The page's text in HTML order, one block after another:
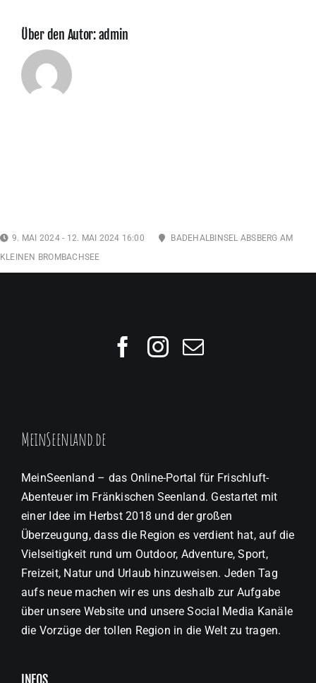
Über den Autor:admin
9. MAI 2024 - 12. MAI 2024 16:00
BADEHALBINSEL ABSBERG AM
KLEINEN BROMBACHSEE
MeinSeenland.de
MeinSeenland – das Online-Portal für Frischluft-
Abenteuer im Fränkischen Seenland. Gestartet mit
einer Idee im Herbst 2018 und der großen
Überzeugung, dass die Region es verdient hat, auf die
Vielseitigkeit rund um Outdoor, Adventure, Sport,
Freizeit, Natur und Urlaub hinzuweisen. Jeden Tag
aufs neue machen wir es uns deshalb zur Aufgabe
über unsere Website und unsere Social Media Kanäle
die Vorzüge der tollen Region in die Welt zu tragen.
INFOS